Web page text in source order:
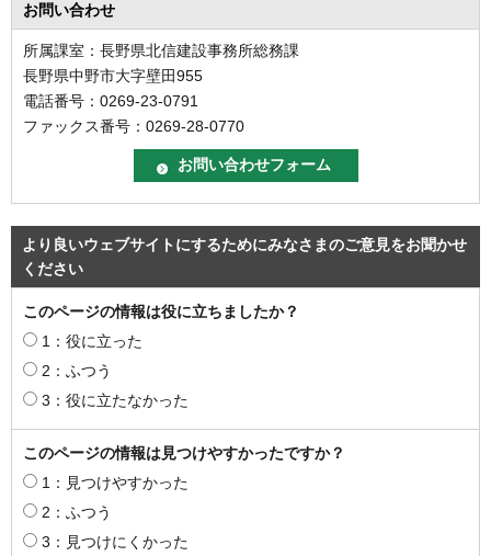
お問い合わせ
所属課室：長野県北信建設事務所総務課
長野県中野市大字壁田955
電話番号：0269-23-0791
ファックス番号：0269-28-0770
より良いウェブサイトにするためにみなさまのご意見をお聞かせ
ください
このページの情報は役に立ちましたか？
1：役に立った
2：ふつう
3：役に立たなかった
このページの情報は見つけやすかったですか？
1：見つけやすかった
2：ふつう
3：見つけにくかった